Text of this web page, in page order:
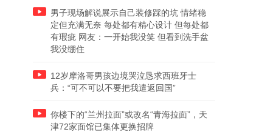
男子现场解说展示自己装修踩的坑 情绪稳
定但充满无奈 每处都有精心设计 但每处都
有瑕疵 网友：一开始我没笑 但看到洗手盆
我没绷住
12岁摩洛哥男孩边境哭泣恳求西班牙士
兵：“可不可以不要把我遣返回国”
你楼下的“兰州拉面”或改名“青海拉面”，天
津72家面馆已集体更换招牌